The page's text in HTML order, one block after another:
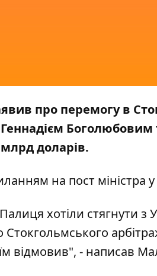
про перемогу в
доларів.
на пост міністра
хотіли стягнути з
відмовив", - написав